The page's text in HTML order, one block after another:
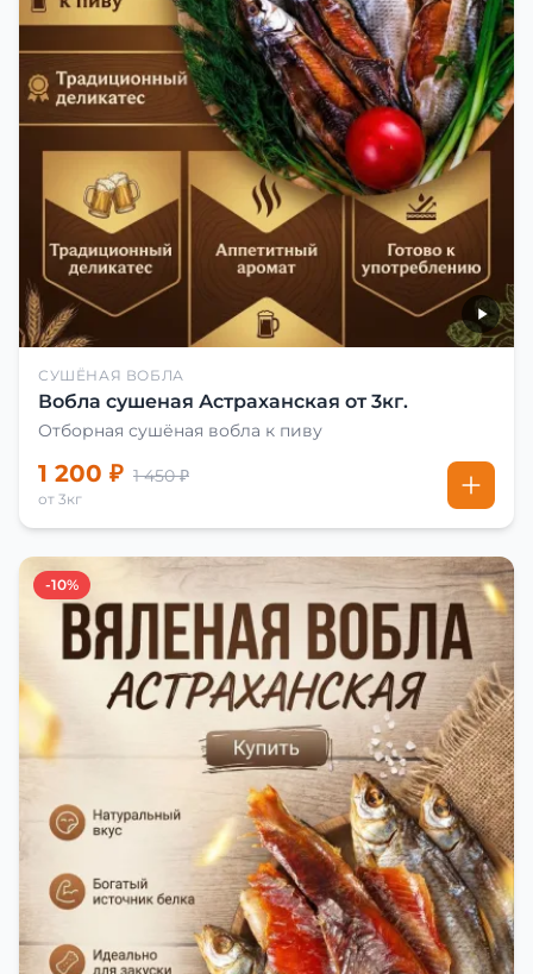
СУШЁНАЯ ВОБЛА
Вобла сушеная Астраханская от 3кг.
Отборная сушёная вобла к пиву
1 200 ₽ 1 450 ₽
от 3кг
-10%